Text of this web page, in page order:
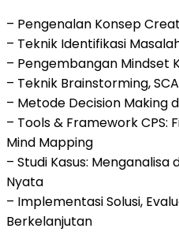
– Pengenalan Konsep
– Teknik Identifikasi
– Pengembangan Mindset
– Teknik Brainstorming,
– Metode Decision Making
– Tools & Framework CPS:
Mind Mapping
– Studi Kasus:
Nyata
– Implementasi Solusi,
Berkelanjutan